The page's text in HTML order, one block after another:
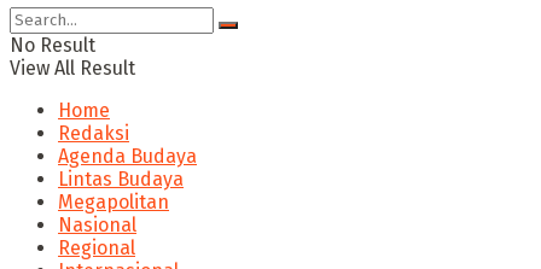
No Result
View All Result
Home
Redaksi
Agenda Budaya
Lintas Budaya
Megapolitan
Nasional
Regional